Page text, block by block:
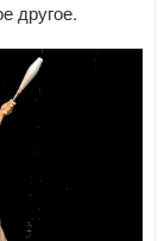
другое.